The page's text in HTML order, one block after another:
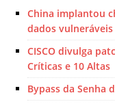
China implantou
dados vulneráveis
CISCO divulga
Críticas e 10 Altas
Bypass da Senha